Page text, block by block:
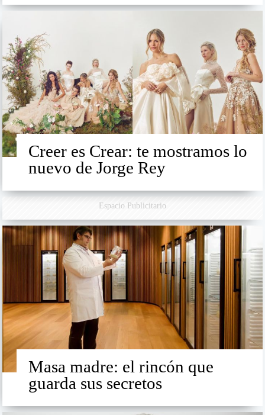
Creer es Crear: te mostramos lo
nuevo de Jorge Rey
Espacio Publicitario
Masa madre: el rincón que
guarda sus secretos